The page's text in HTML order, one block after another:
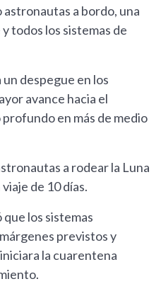
a bordo, una
todos los sistemas de
despegue en los
avance hacia el
en más de medio
a rodear la Luna
de 10 días.
los sistemas
previstos y
la cuarentena